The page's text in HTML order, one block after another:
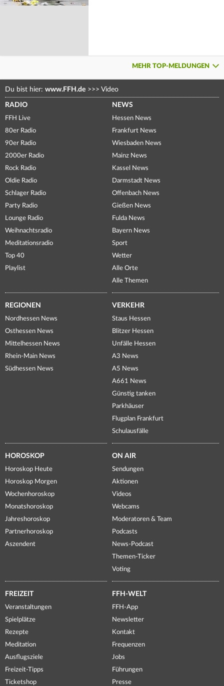
MEHR TOP-MELDUNGEN
Du bist hier: www.FFH.de >>> Video
RADIO
FFH Live
80er Radio
90er Radio
2000er Radio
Rock Radio
Oldie Radio
Schlager Radio
Party Radio
Lounge Radio
Weihnachtsradio
Meditationsradio
Top 40
Playlist
NEWS
Hessen News
Frankfurt News
Wiesbaden News
Mainz News
Kassel News
Darmstadt News
Offenbach News
Gießen News
Fulda News
Bayern News
Sport
Wetter
Alle Orte
Alle Themen
REGIONEN
Nordhessen News
Osthessen News
Mittelhessen News
Rhein-Main News
Südhessen News
VERKEHR
Staus Hessen
Blitzer Hessen
Unfälle Hessen
A3 News
A5 News
A661 News
Günstig tanken
Parkhäuser
Flugplan Frankfurt
Schulausfälle
HOROSKOP
Horoskop Heute
Horoskop Morgen
Wochenhoroskop
Monatshoroskop
Jahreshoroskop
Partnerhoroskop
Aszendent
ON AIR
Sendungen
Aktionen
Videos
Webcams
Moderatoren & Team
Podcasts
News-Podcast
Themen-Ticker
Voting
FREIZEIT
Veranstaltungen
Spielplätze
Rezepte
Meditation
Ausflugsziele
Freizeit-Tipps
Ticketshop
FFH-WELT
FFH-App
Newsletter
Kontakt
Frequenzen
Jobs
Führungen
Presse